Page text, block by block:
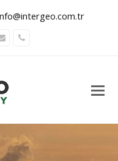
EmailPhone